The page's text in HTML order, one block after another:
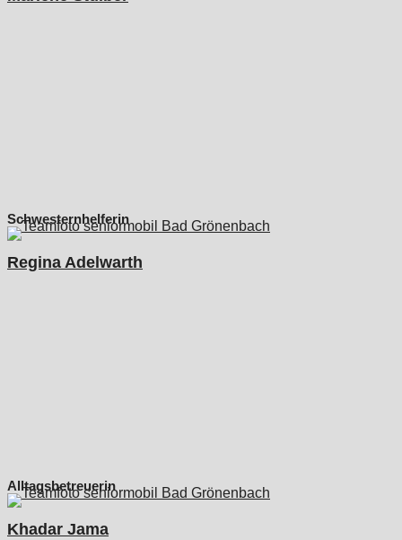
Schwesternhelferin
Regina Adelwarth
Alltagsbetreuerin
Khadar Jama